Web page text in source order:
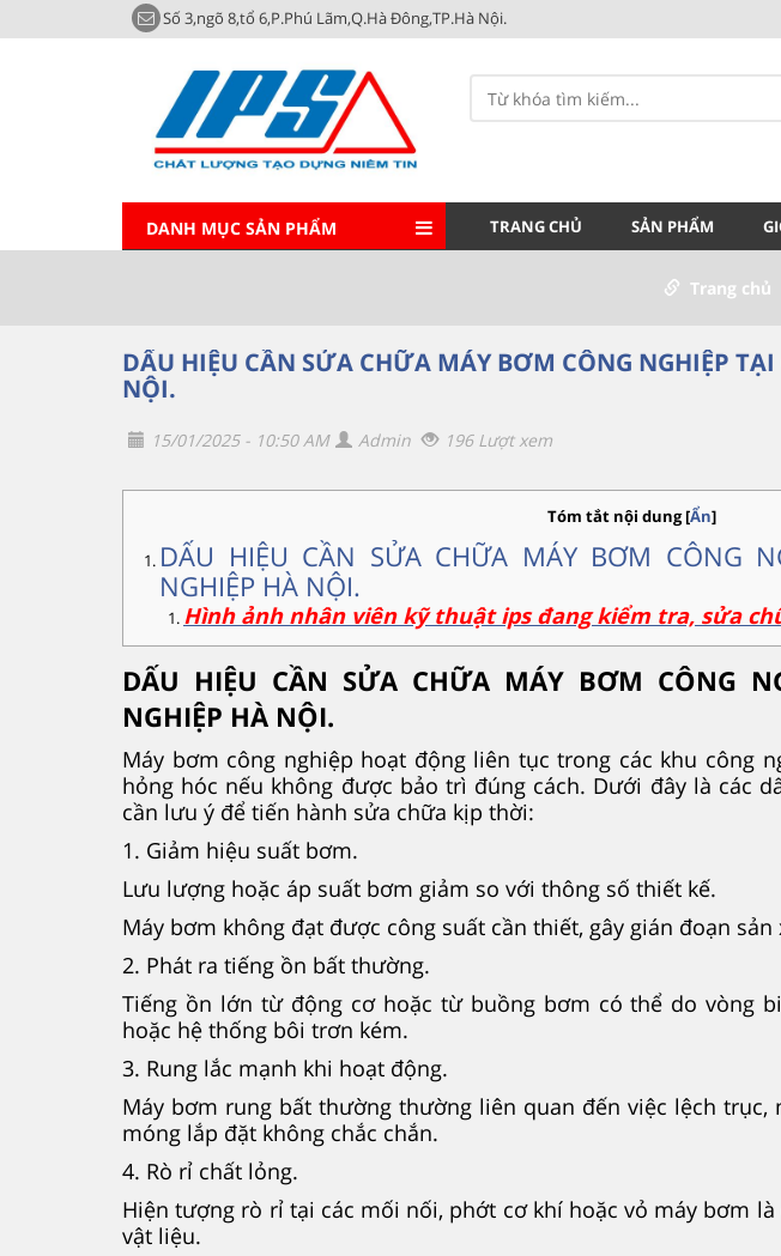
Số 3,ngõ 8,tổ 6,P.Phú Lãm,Q.Hà Đông,TP.Hà Nội.
DANH MỤC SẢN PHẨM TRANG CHỦ SẢN PHẨM
Trang chủ
DẤU HIỆU CẦN SỬA CHỮA MÁY BƠM CÔNG NGHIỆP
NỘI.
15/01/2025 - 10:50 AM Admin 196 Lượt xem
Tóm tắt nội dung[Ẩn]
DẤU HIỆU CẦN SỬA CHỮA MÁY BƠM CÔNG
NGHIỆP HÀ NỘI.
Hình ảnh nhân viên kỹ thuật ips đang kiểm tra, sửa
DẤU HIỆU CẦN SỬA CHỮA MÁY BƠM CÔNG
NGHIỆP HÀ NỘI.
Máy bơm công nghiệp hoạt động liên tục trong các khu công
hỏng hóc nếu không được bảo trì đúng cách. Dưới đây là các
cần lưu ý để tiến hành sửa chữa kịp thời:
1. Giảm hiệu suất bơm.
Lưu lượng hoặc áp suất bơm giảm so với thông số thiết kế.
Máy bơm không đạt được công suất cần thiết, gây gián đoạn sản
2. Phát ra tiếng ồn bất thường.
Tiếng ồn lớn từ động cơ hoặc từ buồng bơm có thể do vòng
hoặc hệ thống bôi trơn kém.
3. Rung lắc mạnh khi hoạt động.
Máy bơm rung bất thường thường liên quan đến việc lệch trục,
móng lắp đặt không chắc chắn.
4. Rò rỉ chất lỏng.
Hiện tượng rò rỉ tại các mối nối, phớt cơ khí hoặc vỏ máy bơm
vật liệu.